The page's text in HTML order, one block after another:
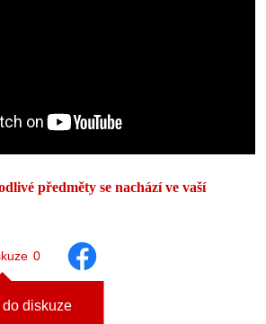
předměty se nachází ve vaší
0
diskuze